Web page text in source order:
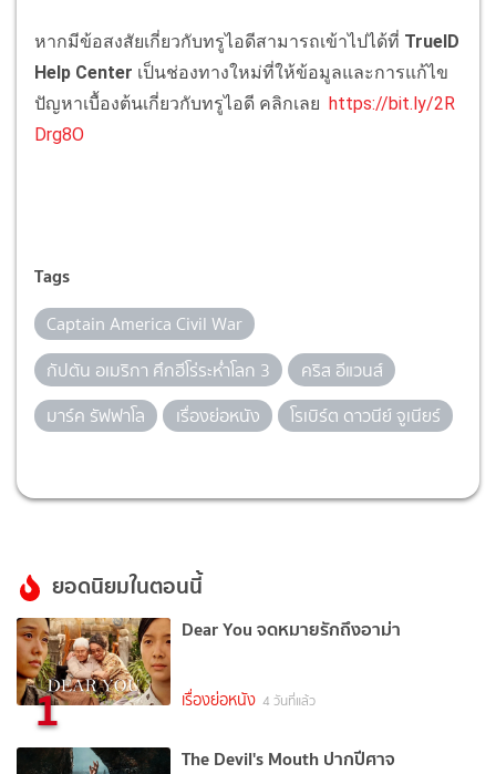
หากมีข้อสงสัยเกี่ยวกับทรูไอดีสามารถเข้าไปได้ที่ TrueID
Help Center เป็นช่องทางใหม่ที่ให้ข้อมูลและการแก้ไข
ปัญหาเบื้องต้นเกี่ยวกับทรูไอดี คลิกเลย https://bit.ly/2R
Drg8O
Tags
Captain America Civil War
กัปตัน อเมริกา ศึกฮีโร่ระห่ำโลก 3
คริส อีแวนส์
มาร์ค รัฟฟาโล
เรื่องย่อหนัง โรเบิร์ต ดาวนีย์ จูเนียร์
ยอดนิยมในตอนนี้
1
Dear You จดหมายรักถึงอาม่า
เรื่องย่อหนัง 4 วันที่แล้ว
The Devil's Mouth ปากปีศาจ